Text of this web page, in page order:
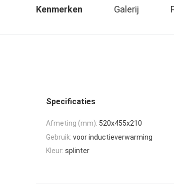
Kenmerken Galerij
Specificaties
Afmeting (mm): 520x455x210
Gebruik: voor inductieverwarming
Kleur: splinter